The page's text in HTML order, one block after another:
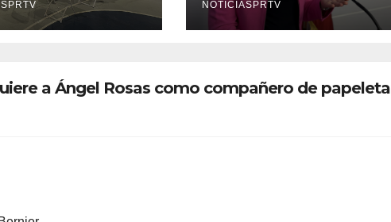
noviazgo
NOTICIASPRTV
a Ángel Rosas como compañero de papeleta